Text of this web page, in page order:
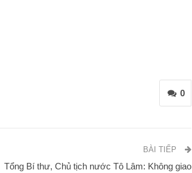
0
BÀI TIẾP
Tổng Bí thư, Chủ tịch nước Tô Lâm: Không giao